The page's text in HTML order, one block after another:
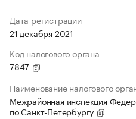
Дата регистрации
21 декабря 2021
Код налогового органа
7847
Наименование налогового
Межрайонная инспекция
по Санкт-Петербургу